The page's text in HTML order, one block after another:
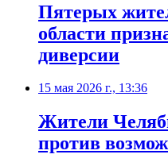
Пятерых
области
диверсии
15 мая 2026 г., 13:36
Жители
против